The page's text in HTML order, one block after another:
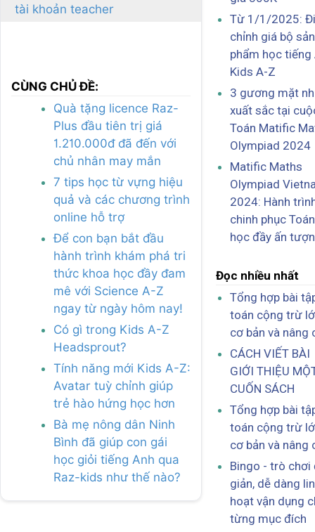
tài khoản teacher
CÙNG CHỦ ĐỀ:
Quà tặng licence Raz-
Plus đầu tiên trị giá
1.210.000đ đã đến với
chủ nhân may mắn
7 tips học từ vựng hiệu
quả và các chương trình
online hỗ trợ
Để con bạn bắt đầu
hành trình khám phá tri
thức khoa học đầy đam
mê với Science A-Z
ngay từ ngày hôm nay!
Có gì trong Kids A-Z
Headsprout?
Tính năng mới Kids A-Z:
Avatar tuỳ chỉnh giúp
trẻ hào hứng học hơn
Bà mẹ nông dân Ninh
Bình đã giúp con gái
học giỏi tiếng Anh qua
Raz-kids như thế nào?
Từ 1/1/2025:
chỉnh giá bộ sản
phẩm học tiếng
Kids A-Z
3 gương mặt
xuất sắc tại
Toán Matific
Olympiad 2024
Matific Maths
Olympiad
2024: Hành
chinh phục Toán
học đầy ấn
Đọc nhiều nhất
Tổng hợp bài
toán cộng trừ
cơ bản và nâng
CÁCH VIẾT BÀI
GIỚI THIỆU
CUỐN SÁCH
Tổng hợp bài
toán cộng trừ
cơ bản và nâng
Bingo - trò chơi
giản, dễ dàng
hoạt vận dụng
từng mục đích